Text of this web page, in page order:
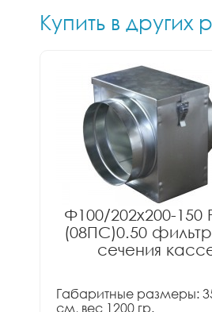
Купить в
Ф100/202x200-150
(08ПС)0.50 фильтр
сечения
Габаритные размеры:
см, вес 1200 гр.